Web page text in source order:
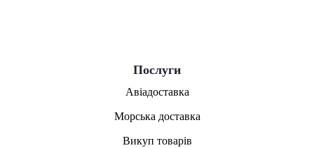
Послуги
Авіадоставка
Морська доставка
Викуп товарів